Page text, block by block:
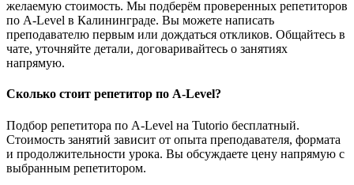
желаемую стоимость. Мы подберём проверенных репетиторов
по A-Level в Калининграде. Вы можете написать
преподавателю первым или дождаться откликов. Общайтесь в
чате, уточняйте детали, договаривайтесь о занятиях
напрямую.
Сколько стоит репетитор по A-Level?
Подбор репетитора по A-Level на Tutorio бесплатный.
Стоимость занятий зависит от опыта преподавателя, формата
и продолжительности урока. Вы обсуждаете цену напрямую с
выбранным репетитором.